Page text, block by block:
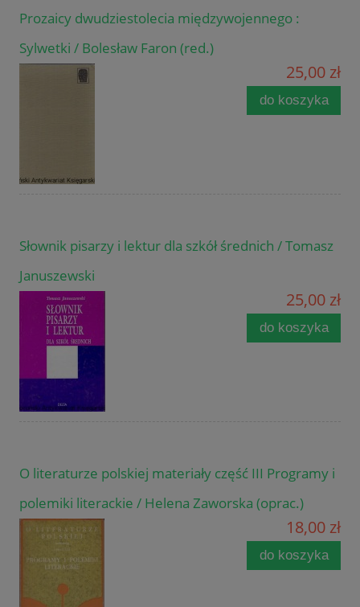
Prozaicy dwudziestolecia międzywojennego :
Sylwetki / Bolesław Faron (red.)
25,00 zł
do koszyka
Słownik pisarzy i lektur dla szkół średnich / Tomasz
Januszewski
25,00 zł
do koszyka
O literaturze polskiej materiały część III Programy i
polemiki literackie / Helena Zaworska (oprac.)
18,00 zł
do koszyka